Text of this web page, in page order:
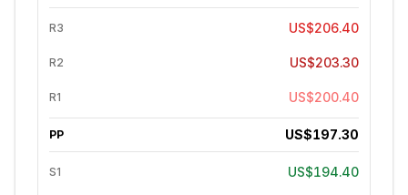
R3 US$206.40
R2 US$203.30
R1 US$200.40
PP US$197.30
S1 US$194.40